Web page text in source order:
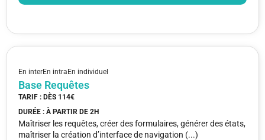
En interEn intraEn individuel
Base Requêtes
TARIF : DÈS 114€
DURÉE : À PARTIR DE 2H
Maîtriser les requêtes, créer des formulaires, générer des états,
maîtriser la création d’interface de navigation (...)